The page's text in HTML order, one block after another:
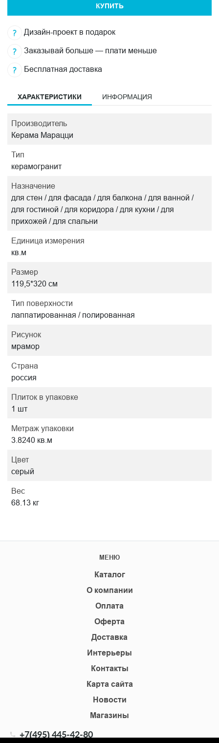
КУПИТЬ
Дизайн-проект в подарок
Заказывай больше — плати меньше
Бесплатная доставка
ХАРАКТЕРИСТИКИ ИНФОРМАЦИЯ
Производитель
Керама Марацци
Тип
керамогранит
Назначение
для стен / для фасада / для балкона / для ванной /
для гостиной / для коридора / для кухни / для
прихожей / для спальни
Единица измерения
кв.м
Размер
119,5*320 см
Тип поверхности
лаппатированная / полированная
Рисунок
мрамор
Страна
россия
Плиток в упаковке
1 шт
Метраж упаковки
3.8240 кв.м
Цвет
серый
Вес
68.13 кг
МЕНЮ
Каталог
О компании
Оплата
Оферта
Доставка
Интерьеры
Контакты
Карта сайта
Новости
Магазины
+7(495) 445-42-80